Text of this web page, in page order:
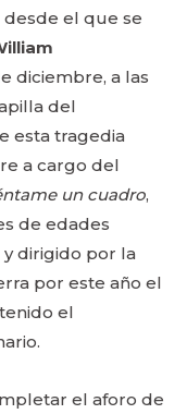
desde el que se
diciembre, a las
del
esta tragedia
a cargo del
un cuadro,
de edades
y dirigido por la
por este año el
el
el aforo de